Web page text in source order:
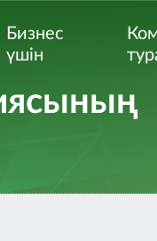
Бизнес
үшін